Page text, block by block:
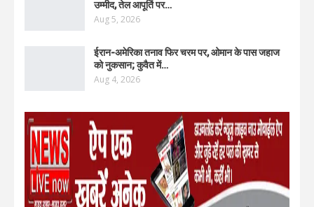
उम्मीद, तेल आपूर्ति पर…
Aug 5, 2026
ईरान-अमेरिका तनाव फिर चरम पर, ओमान के पास जहाज
को नुकसान; कुवैत में…
Aug 4, 2026